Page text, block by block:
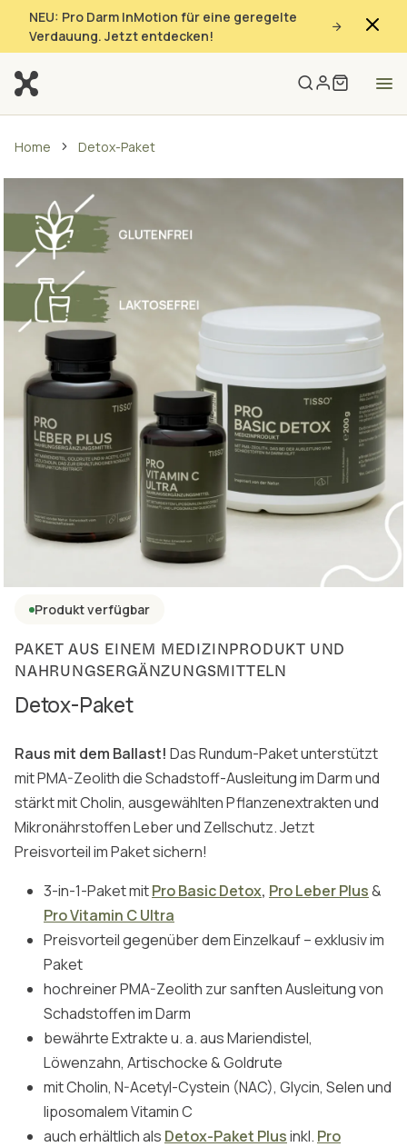
NEU: Pro Darm InMotion für eine geregelte
Verdauung. Jetzt entdecken!
Home Detox-Paket
Produkt verfügbar
PAKET AUS EINEM MEDIZINPRODUKT UND
NAHRUNGSERGÄNZUNGSMITTELN
Detox-Paket
Raus mit dem Ballast! Das Rundum-Paket unterstützt
mit PMA-Zeolith die Schadstoff-Ausleitung im Darm und
stärkt mit Cholin, ausgewählten Pflanzenextrakten und
Mikronährstoffen Leber und Zellschutz. Jetzt
Preisvorteil im Paket sichern!
3-in-1-Paket mitPro Basic Detox, Pro Leber Plus&
Pro Vitamin C Ultra
Preisvorteil gegenüber dem Einzelkauf – exklusiv im
Paket
hochreiner PMA-Zeolith zur sanften Ausleitung von
Schadstoffen im Darm
bewährte Extrakte u. a. aus Mariendistel,
Löwenzahn, Artischocke & Goldrute
mit Cholin, N-Acetyl-Cystein (NAC), Glycin, Selen und
liposomalem Vitamin C
auch erhältlich als Detox-Paket Plusinkl. Pro